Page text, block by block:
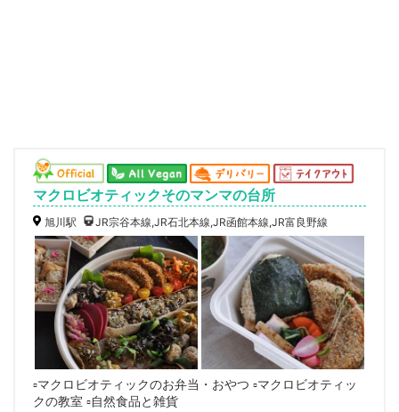
マクロビオティックそのマンマの台所
旭川駅 JR宗谷本線,JR石北本線,JR函館本線,JR富良野線
▫️マクロビオティックのお弁当・おやつ ▫️マクロビオティッ
クの教室 ▫️自然食品と雑貨